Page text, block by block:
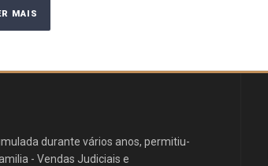
MAIS
durante vários anos, permitiu-
- Vendas Judiciais e